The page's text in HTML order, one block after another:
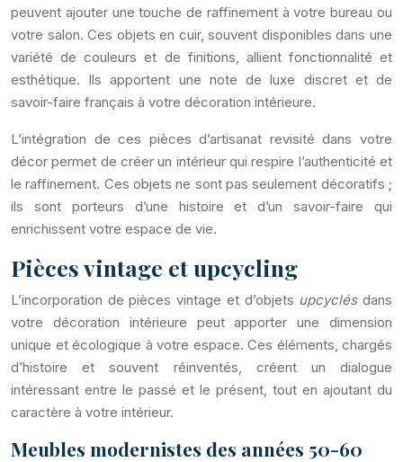
peuvent ajouter une touche de raffinement à votre bureau ou
votre salon. Ces objets en cuir, souvent disponibles dans une
variété de couleurs et de finitions, allient fonctionnalité et
esthétique. Ils apportent une note de luxe discret et de
savoir-faire français à votre décoration intérieure.
L’intégration de ces pièces d’artisanat revisité dans votre
décor permet de créer un intérieur qui respire l’authenticité et
le raffinement. Ces objets ne sont pas seulement décoratifs ;
ils sont porteurs d’une histoire et d’un savoir-faire qui
enrichissent votre espace de vie.
Pièces vintage et upcycling
L’incorporation de pièces vintage et d’objets upcyclésdans
votre décoration intérieure peut apporter une dimension
unique et écologique à votre espace. Ces éléments, chargés
d’histoire et souvent réinventés, créent un dialogue
intéressant entre le passé et le présent, tout en ajoutant du
caractère à votre intérieur.
Meubles modernistes des années 50-60